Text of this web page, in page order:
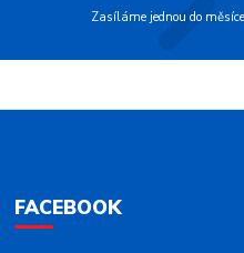
Zasíláme jednou do
FACEBOOK